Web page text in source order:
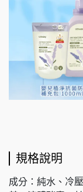
規格說明
成分：純水、冷